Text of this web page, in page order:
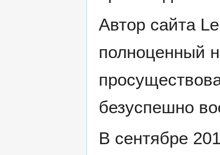
Автор сайта
полноценный
безуспешно
В сентябре